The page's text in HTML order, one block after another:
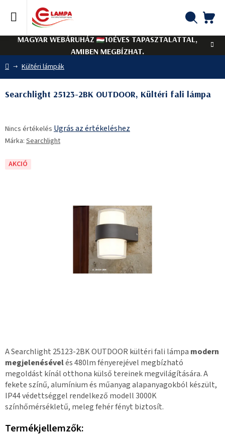
tartalomhoz
MAGYAR WEBÁRUHÁZ
10ÉVES TAPASZTALATTAL,
AMIBEN MEGBÍZHAT.
Kezdőlap
Kültéri lámpák
A Searchlight 25123-2BK OUTDOOR kültéri fali lámpa modern
megjelenésévelés 480lm fényerejével megbízható
megoldást kínál otthona külső tereinek megvilágítására. A
fekete színű, alumínium és műanyag alapanyagokból készült,
IP44 védettséggel rendelkező modell 3000K
színhőmérsékletű, meleg fehér fényt biztosít.
Termékjellemzők:
Searchlight 25123-2BK OUTDOOR, Kültéri fali lámpa
termék
átlagos
5-
Nincs értékelés Ugrás az értékeléshez
Márka: Searchlight
AKCIÓ